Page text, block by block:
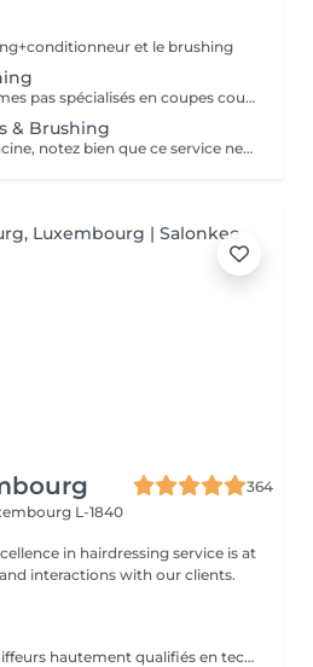
et le brushing
A noter que nous ne sommes pas spécialisés en coupes courtes.
& Brushing
Service de coloration de racine, notez bien que ce service ne permet pas d‘effectuer d’importants éclaircissements tel qu‘un balayage ou des mèches.
364
L-1840
interactions with our clients.
Forfait EXPERTISE, nos coiffeurs hautement qualifiés en technique anglo-saxonne, en formation continu et diplômés d’une académie anglaise à Paris. Vous offre une séance d’une heure avec votre coach en suivi beauté. Ce pack inclus : 1 h de prestation Un diagnostique personnalisé Shampoing spécifique Haircare Conditioner spécifique Produit de coiffage Coupe Styling Produit de finition